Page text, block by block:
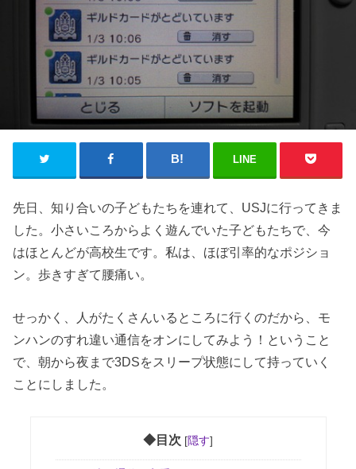
LINE
先日、知り合いの子どもたちを連れて、USJに行ってきま
した。小さいころからよく遊んでいた子どもたちで、今
はほとんどが高校生です。私は、ほぼ引率的なポジショ
ン。歩きすぎて腰痛い。
せっかく、人がたくさんいるところに行くのだから、モ
ンハンのすれ違い通信をオンにしてみよう！ということ
で、朝から夜まで3DSをスリープ状態にして持っていく
ことにしました。
◆目次 [隠す]